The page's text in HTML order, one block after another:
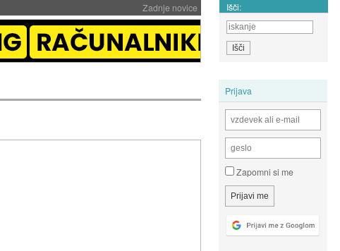
Zadnje novice Išči:
Prijava
Zapomni si me